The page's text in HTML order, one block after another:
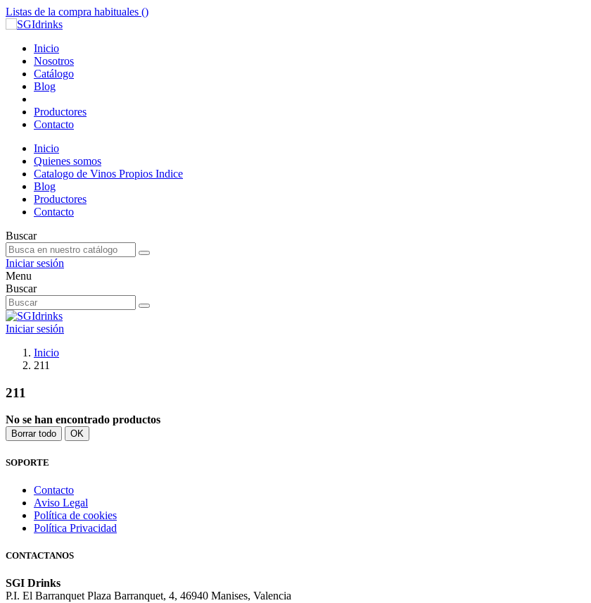
Listas de la compra habituales ()
Inicio
Nosotros
Catálogo
Blog
Productores
Contacto
Inicio
Quienes somos
Catalogo de Vinos Propios Indice
Blog
Productores
Contacto
Buscar
Iniciar sesión
Menu
Buscar
Iniciar sesión
Inicio
211
211
No se han encontrado productos
Borrar todo OK
SOPORTE
Contacto
Aviso Legal
Política de cookies
Política Privacidad
CONTACTANOS
SGI Drinks
P.I. El Barranquet Plaza Barranquet, 4, 46940 Manises, Valencia